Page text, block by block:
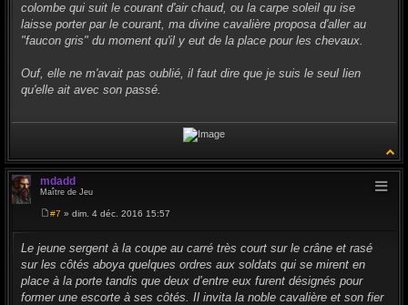
colombe qui suit le courant d'air chaud, ou la carpe soleil qu ise
laisse porter par le courant, ma divine cavalière proposa d'aller au
"faucon gris" du moment qu'il y eut de la place pour les chevaux.
Ouf, elle ne m'avait pas oublié, il faut dire que je suis le seul lien
qu'elle ait avec son passé.
mdadd
Maître de Jeu
s
a
g
e
#7 » dim. 4 déc. 2016 15:57
Le jeune sergent à la coupe au carré très court sur le crâne et rasé
sur les côtés aboya quelques ordres aux soldats qui se mirent en
place à la porte tandis que deux d’entre eux furent désignés pour
former une escorte à ses côtés. Il invita la noble cavalière et son fier